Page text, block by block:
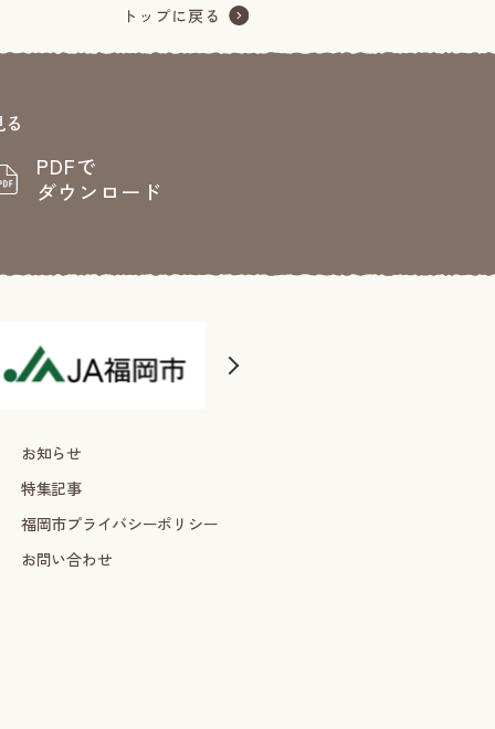
PDFで
ダウンロード
お知らせ
特集記事
福岡市プライバシーポリシー
お問い合わせ